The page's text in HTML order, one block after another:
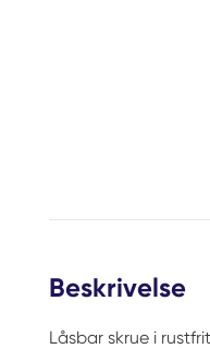
Beskrivelse
Låsbar skrue i